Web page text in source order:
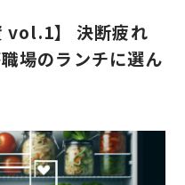
vol.1】 決断疲れ
場のランチに選ん